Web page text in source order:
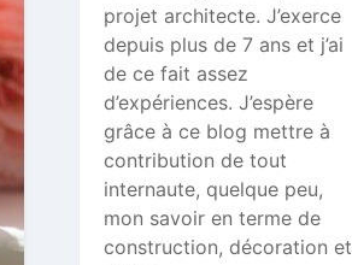
projet architecte. J’exerce
depuis plus de 7 ans et j’ai
de ce fait assez
d’expériences. J’espère
grâce à ce blog mettre à
contribution de tout
internaute, quelque peu,
mon savoir en terme de
construction, décoration et